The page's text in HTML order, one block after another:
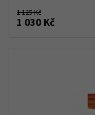
1 125 Kč
1 030 Kč